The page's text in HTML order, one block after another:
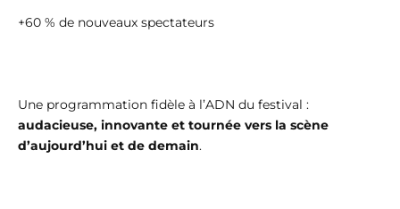
+60 % de nouveaux spectateurs
Une programmation fidèle à l’ADN du festival :
audacieuse, innovante et tournée vers la scène
d’aujourd’hui et de demain.